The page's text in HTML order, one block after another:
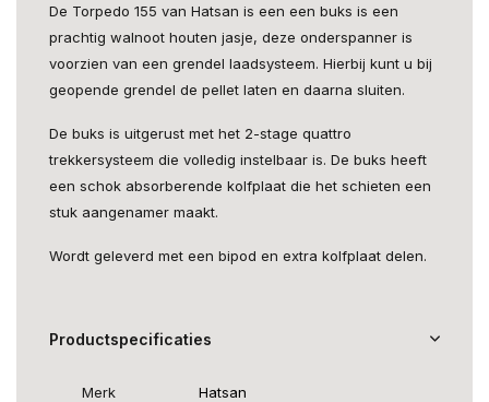
De Torpedo 155 van Hatsan is een een buks is een
prachtig walnoot houten jasje, deze onderspanner is
voorzien van een grendel laadsysteem. Hierbij kunt u bij
geopende grendel de pellet laten en daarna sluiten.
De buks is uitgerust met het 2-stage quattro
trekkersysteem die volledig instelbaar is. De buks heeft
een schok absorberende kolfplaat die het schieten een
stuk aangenamer maakt.
Wordt geleverd met een bipod en extra kolfplaat delen.
Productspecificaties
Merk Hatsan